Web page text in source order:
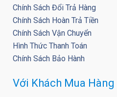
Chính Sách Đổi Trả Hàng
Chính Sách Hoàn Trả Tiền
Chính Sách Vận Chuyển
Hình Thức Thanh Toán
Chính Sách Bảo Hành
Với Khách Mua Hàng